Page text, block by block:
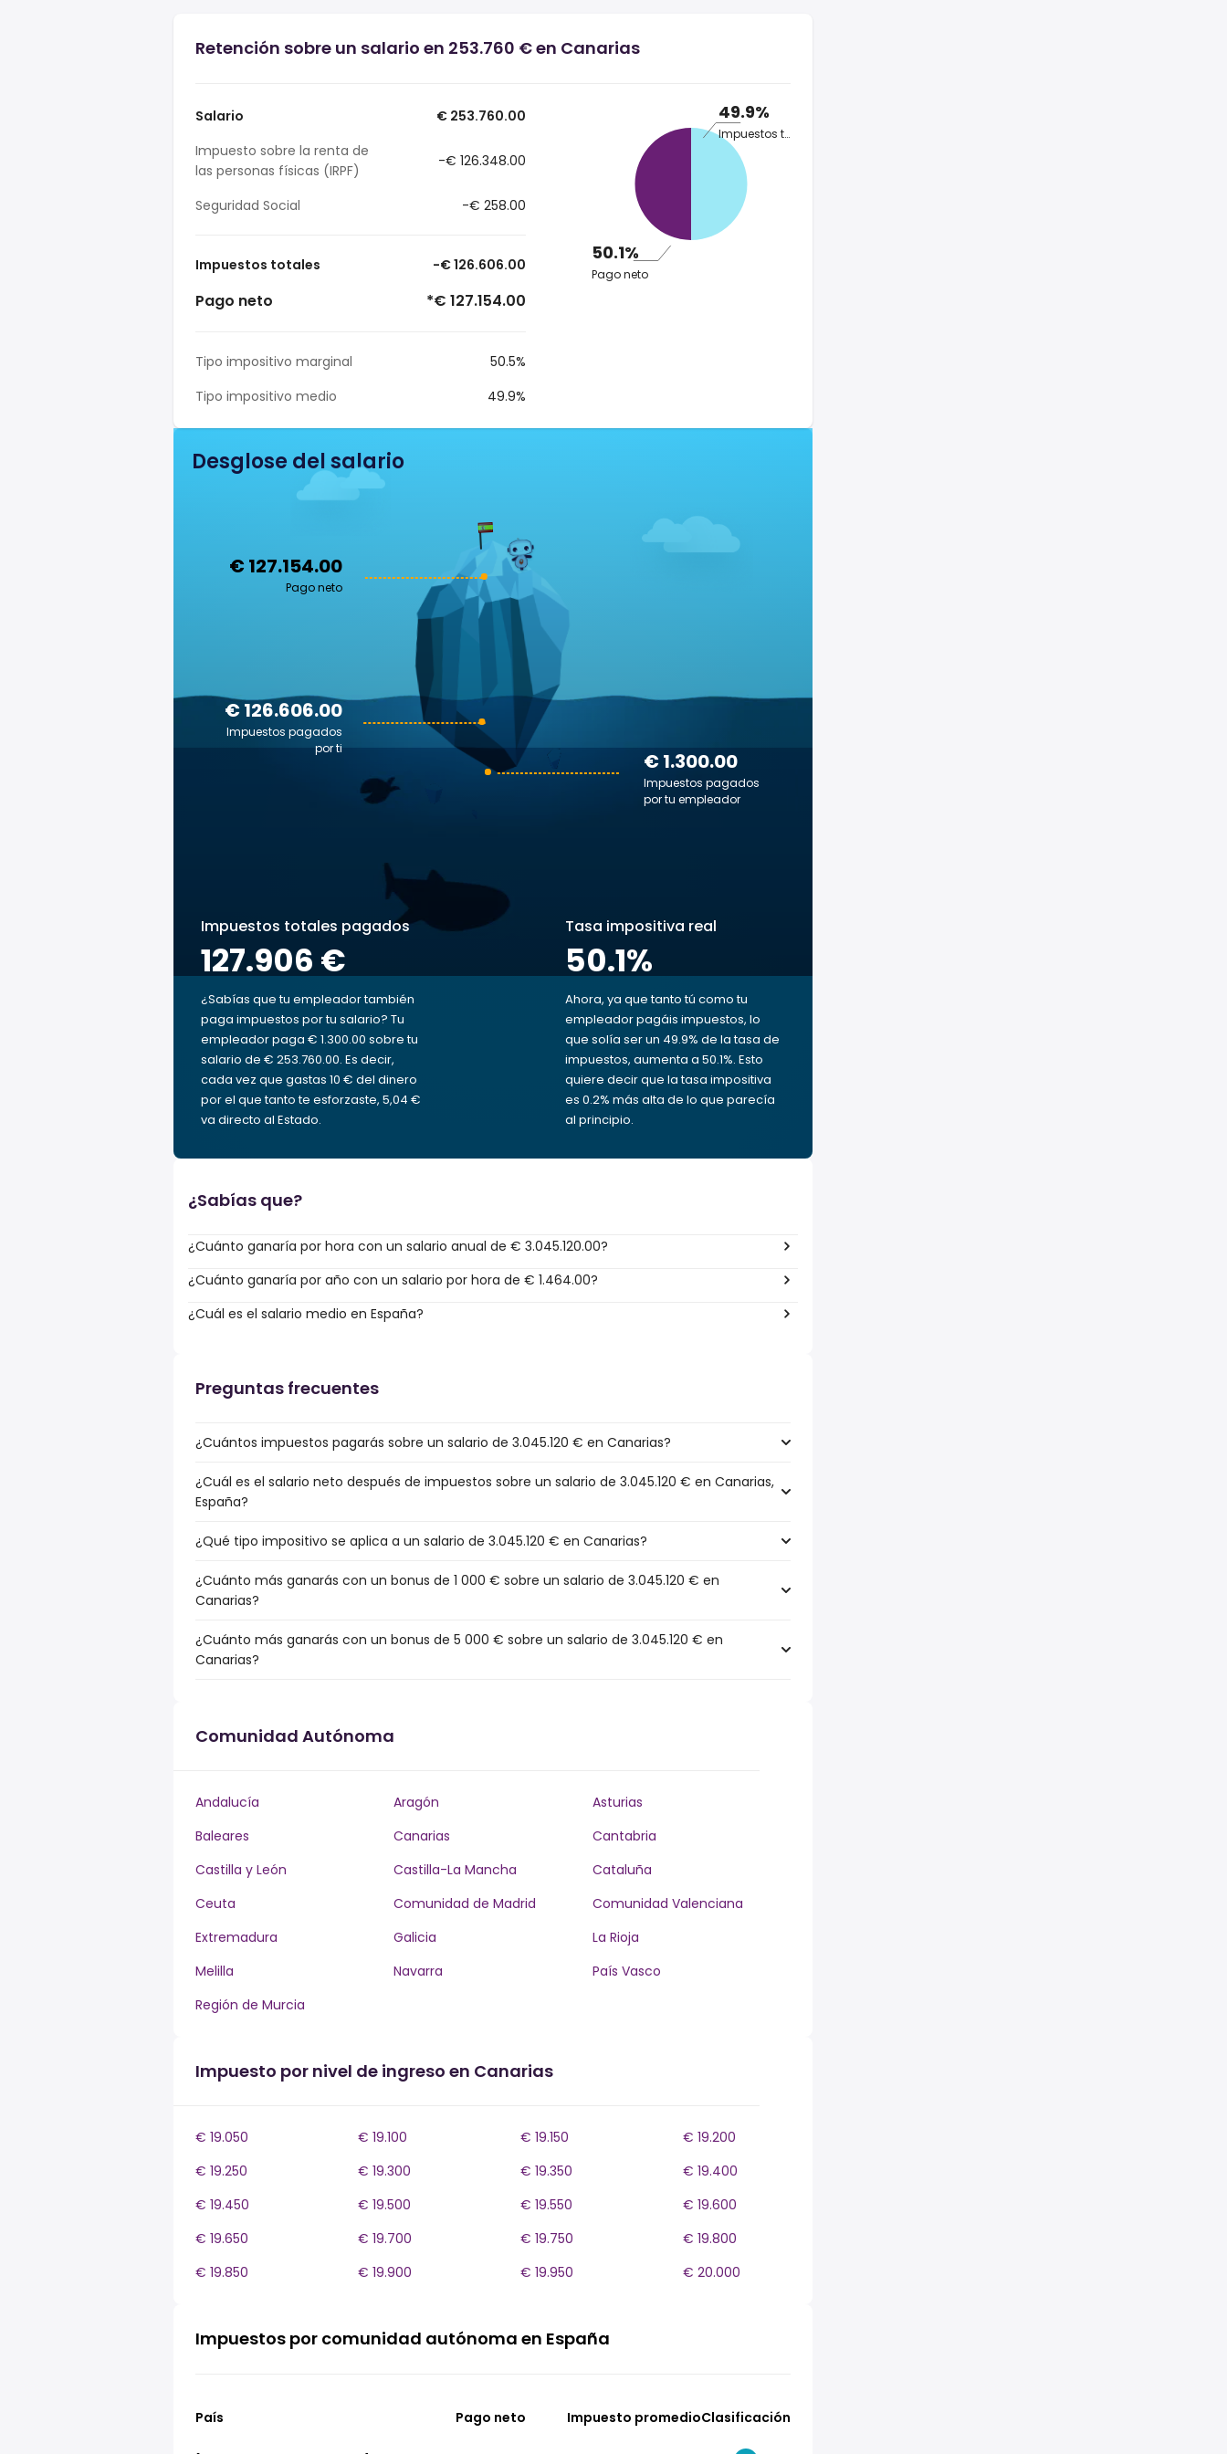
Retención sobre un salario en 253.760 € en Canarias
Salario
€ 253.760.00
Impuesto sobre la renta de
las personas físicas (IRPF)
-€ 126.348.00
Seguridad Social -€ 258.00
Impuestos totales -€ 126.606.00
Pago neto *€ 127.154.00
Tipo impositivo marginal
50.5%
Tipo impositivo medio
49.9%
49.9%
Impuestos totales
50.1%
Pago neto
Desglose del salario
€ 127.154.00
Pago neto
€ 1.300.00
Impuestos pagados
por tu empleador
€ 126.606.00
Impuestos pagados
por ti
Impuestos totales pagados
127.906 €
¿Sabías que tu empleador también
paga impuestos por tu salario? Tu
empleador paga € 1.300.00 sobre tu
salario de € 253.760.00. Es decir,
cada vez que gastas 10 € del dinero
por el que tanto te esforzaste, 5,04 €
va directo al Estado.
Tasa impositiva real
50.1%
Ahora, ya que tanto tú como tu
empleador pagáis impuestos, lo
que solía ser un 49.9% de la tasa de
impuestos, aumenta a 50.1%. Esto
quiere decir que la tasa impositiva
es 0.2% más alta de lo que parecía
al principio.
¿Sabías que?
¿Cuánto ganaría por hora con un salario anual de € 3.045.120.00?
¿Cuánto ganaría por año con un salario por hora de € 1.464.00?
¿Cuál es el salario medio en España?
Preguntas frecuentes
¿Cuántos impuestos pagarás sobre un salario de 3.045.120 € en Canarias?
¿Cuál es el salario neto después de impuestos sobre un salario de 3.045.120 € en Canarias,
España?
¿Qué tipo impositivo se aplica a un salario de 3.045.120 € en Canarias?
¿Cuánto más ganarás con un bonus de 1 000 € sobre un salario de 3.045.120 € en
Canarias?
¿Cuánto más ganarás con un bonus de 5 000 € sobre un salario de 3.045.120 € en
Canarias?
Comunidad Autónoma
Andalucía Aragón
Asturias
Baleares
Canarias
Cantabria
Castilla y León
Castilla-La Mancha
Cataluña
Ceuta
Comunidad de Madrid
Comunidad Valenciana
Extremadura
Galicia
La Rioja
Melilla
Navarra
País Vasco
Región de Murcia
Impuesto por nivel de ingreso en Canarias
€ 19.050 € 19.100 € 19.150
€ 19.200
€ 19.250
€ 19.300 € 19.350
€ 19.400
€ 19.450
€ 19.500 € 19.550
€ 19.600
€ 19.650
€ 19.700 € 19.750
€ 19.800
€ 19.850
€ 19.900 € 19.950 € 20.000
Impuestos por comunidad autónoma en España
País Pago neto Impuesto promedioClasificación